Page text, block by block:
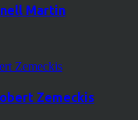
Martin
Zemeckis